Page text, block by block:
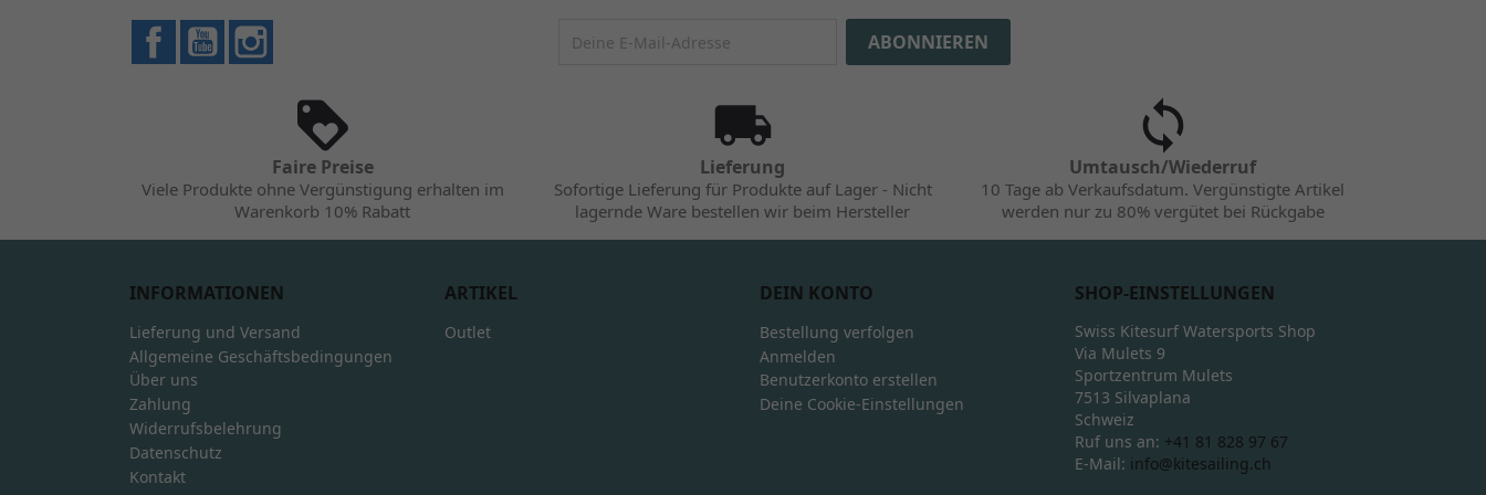
FacebookYouTube
Faire Preise
Viele Produkte ohne Vergünstigung erhalten im
Warenkorb 10% Rabatt
Lieferung
Sofortige Lieferung für Produkte auf Lager - Nicht
lagernde Ware bestellen wir beim Hersteller
Umtausch/Wiederruf
10 Tage ab Verkaufsdatum. Vergünstigte Artikel
werden nur zu 80% vergütet bei Rückgabe
INFORMATIONEN
Lieferung und Versand
Allgemeine Geschäftsbedingungen
Über uns
Zahlung
Widerrufsbelehrung
Datenschutz
Kontakt
ARTIKEL
Outlet
DEIN KONTO
Bestellung verfolgen
Anmelden
Benutzerkonto erstellen
Deine Cookie-Einstellungen
SHOP-EINSTELLUNGEN
Swiss Kitesurf Watersports Shop
Via Mulets 9
Sportzentrum Mulets
7513 Silvaplana
Schweiz
Ruf uns an: +41 81 828 97 67
E-Mail: info@kitesailing.ch